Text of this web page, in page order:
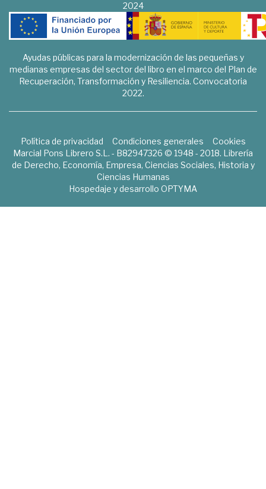
2024
Ayudas públicas para la modernización de las pequeñas y
medianas empresas del sector del libro en el marco del Plan de
Recuperación, Transformación y Resiliencia. Convocatoria
2022.
Política de privacidad Condiciones generales
Cookies
Marcial Pons Librero S.L. - B82947326 © 1948 - 2018. Librería
de Derecho, Economía, Empresa, Ciencias Sociales, Historia y
Ciencias Humanas
Hospedaje y desarrollo OPTYMA